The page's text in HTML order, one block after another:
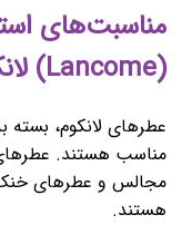
مناسبت‌های
(Lancome) لانکوم
عطرهای لانکوم،
مناسب هستند.
مجالس و عطرهای خنک
هستند.